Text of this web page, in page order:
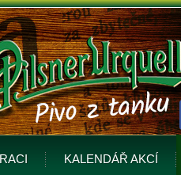
KALENDÁŘ AKCÍ